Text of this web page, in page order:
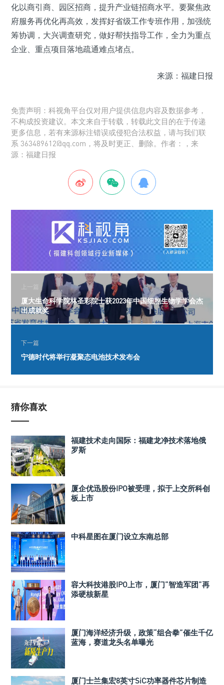
化以商引商、园区招商，提升产业链招商水平。要聚焦政
府服务再优化再高效，发挥好省级工作专班作用，加强统
筹协调，大兴调查研究，做好帮扶指导工作，全力为重点
企业、重点项目落地疏通难点堵点。
来源：福建日报
免责声明：科视角平台仅对用户提供信息内容及数据参考，
不构成投资建议。本文来自于转载，转载此文目的在于传递
更多信息，若有来源标注错误或侵犯合法权益，请与我们联
系 363489612@qq.com，将及时更正、删除。作者：，来
源：福建日报
上一篇
厦大生命科学院林圣彩院士获2023年中国细胞生物学学会杰
出成就奖
下一篇
宁德时代将举行凝聚态电池技术发布会
猜你喜欢
福建技术走向国际：福建龙净技术落地俄
罗斯
厦企优迅股份IPO被受理，拟于上交所科创
板上市
中科星图在厦门设立东南总部
容大科技港股IPO上市，厦门”智造军团”再
添硬核新星
厦门海洋经济升级，政策“组合拳”催生千亿
蓝海，赛道龙头名单曝光
厦门士兰集宏8英寸SiC功率器件芯片制造